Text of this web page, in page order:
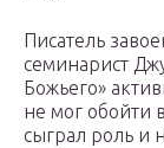
Писатель
семинарист
Божьего»
не мог обойти
сыграл роль и